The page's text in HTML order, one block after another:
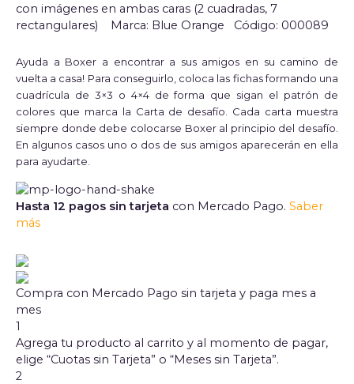
con imágenes en ambas caras (2 cuadradas, 7
rectangulares) Marca: Blue Orange Código: 000089
Ayuda a Boxer a encontrar a sus amigos en su camino de
vuelta a casa! Para conseguirlo, coloca las fichas formando una
cuadrícula de 3×3 o 4×4 de forma que sigan el patrón de
colores que marca la Carta de desafío. Cada carta muestra
siempre donde debe colocarse Boxer al principio del desafío.
En algunos casos uno o dos de sus amigos aparecerán en ella
para ayudarte.
Hasta 12 pagos sin tarjeta con Mercado Pago. Saber
más
Compra con Mercado Pago sin tarjeta y paga mes a
mes
1
Agrega tu producto al carrito y al momento de pagar,
elige “Cuotas sin Tarjeta” o “Meses sin Tarjeta”.
2